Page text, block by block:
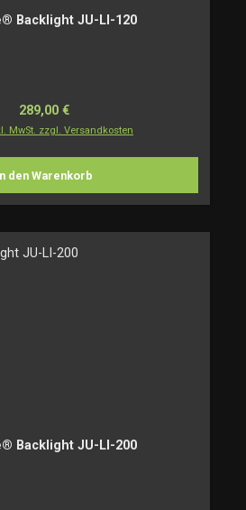
Backlight JU-LI-120
Regulärer Preis:
289,00 €
MwSt. zzgl. Versandkosten
den Warenkorb
Backlight JU-LI-200